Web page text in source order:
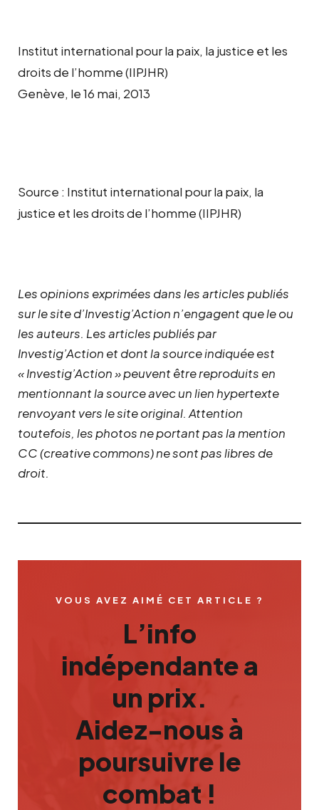
Institut international pour la paix, la justice et les
droits de l’homme (IIPJHR)
Genève, le 16 mai, 2013
Source : Institut international pour la paix, la
justice et les droits de l’homme (IIPJHR)
Les opinions exprimées dans les articles publiés
sur le site d’Investig’Action n’engagent que le ou
les auteurs. Les articles publiés par
Investig’Action et dont la source indiquée est
« Investig’Action » peuvent être reproduits en
mentionnant la source avec un lien hypertexte
renvoyant vers le site original. Attention
toutefois, les photos ne portant pas la mention
CC (creative commons) ne sont pas libres de
droit.
VOUS AVEZ AIMÉ CET ARTICLE ?
L’info
indépendante a
un prix.
Aidez-nous à
poursuivre le
combat !